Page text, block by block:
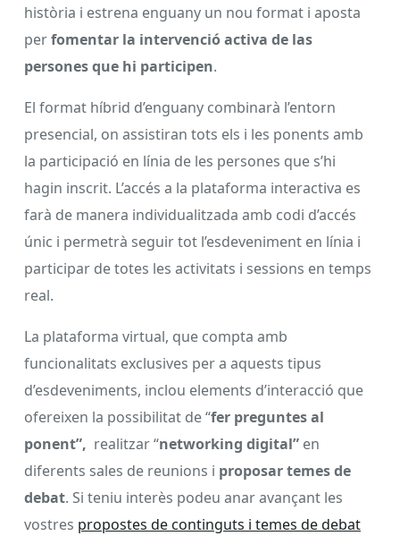
història i estrena enguany un nou format i aposta
perfomentar la intervenció activa de las
persones que hi participen.
El format híbrid d’enguany combinarà l’entorn
presencial, on assistiran tots els i les ponents amb
la participació en línia de les persones que s’hi
hagin inscrit. L’accés a la plataforma interactiva es
farà de manera individualitzada amb codi d’accés
únic i permetrà seguir tot l’esdeveniment en línia i
participar de totes les activitats i sessions en temps
real.
La plataforma virtual, que compta amb
funcionalitats exclusives per a aquests tipus
d’esdeveniments, inclou elements d’interacció que
ofereixen la possibilitat de “fer preguntes al
ponent”, realitzar “networking digital” en
diferents sales de reunions i proposar temes de
debat. Si teniu interès podeu anar avançant les
vostres propostes de continguts i temes de debat